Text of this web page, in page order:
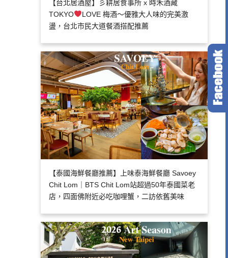
【台北居酒屋】彡耕居食事所 x 時禾酒藏
TOKYO
LOVE 梅酒～優雅大人味的完美激
盪，台北市民大道餐酒搭配推薦
【泰國海鮮餐廳推薦】上味泰海鮮餐廳 Savoey
Chit Lom｜BTS Chit Lom站超過50年泰國菜老
店，四面佛附近必吃咖哩蟹，二訪依舊美味